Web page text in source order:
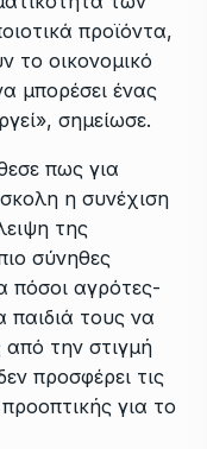
προϊόντα,
το οικονομικό
μπορέσει ένας
σημείωσε.
πως για
η συνέχιση
της
σύνηθες
πόσοι αγρότες-
παιδιά τους να
την στιγμή
προσφέρει τις
για το